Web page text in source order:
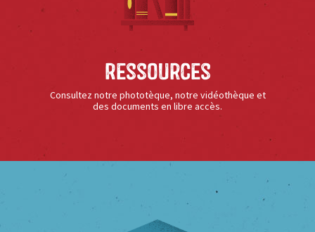
Ressources
Consultez notre phototèque, notre vidéothèque et
des documents en libre accès.